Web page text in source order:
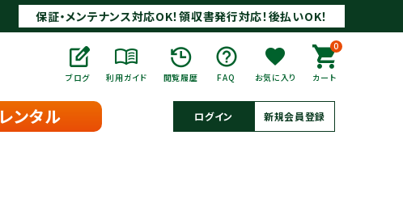
保証・メンテナンス対応OK！領収書発行対応！後払いOK！
ブログ 利用ガイド 閲覧履歴 FAQ お気に入り
0
カート
レンタル ログイン 新規会員登録